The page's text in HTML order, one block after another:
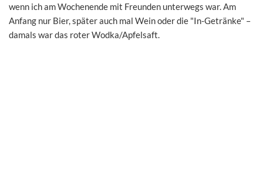
wenn ich am Wochenende mit Freunden unterwegs war. Am
Anfang nur Bier, später auch mal Wein oder die "In-Getränke" –
damals war das roter Wodka/Apfelsaft.